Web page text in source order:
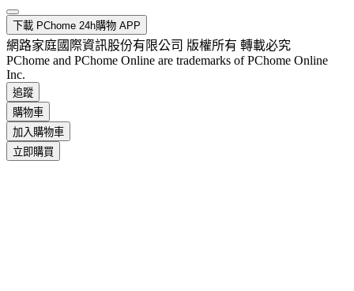
下載 PChome 24h購物 APP
網路家庭國際資訊股份有限公司 版權所有 轉載必究
PChome and PChome Online are trademarks of PChome Online
Inc.
追蹤
購物車
加入購物車
立即購買